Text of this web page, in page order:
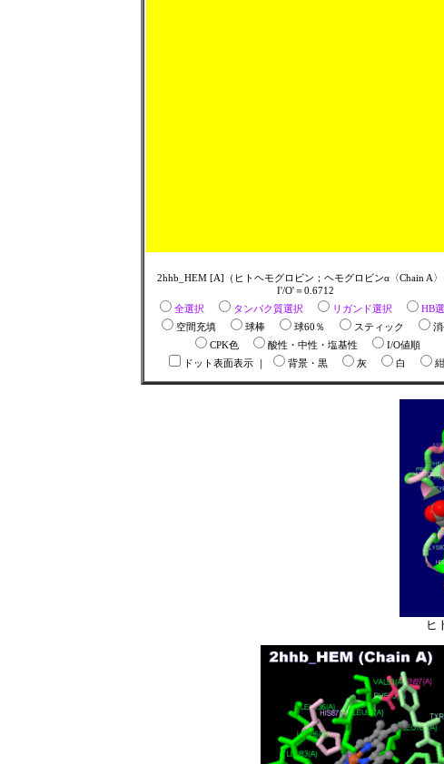
2hhb_HEM [A]（ヒトヘモグロビン；ヘモグロビンα〈Chain A〉
I'/O'＝0.6712
全選択
タンパク質選択 リガンド選択
HB
空間充填
球棒 球60％ スティック
CPK色
酸性・中性・塩基性
I/O値順
ドット表面表示
背景・黒 灰 白 紺
ヒ